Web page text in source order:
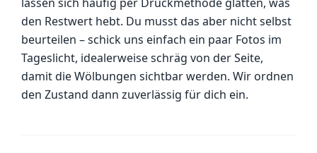
den Restwert hebt. Du musst das aber nicht selbst
beurteilen – schick uns einfach ein paar Fotos im
Tageslicht, idealerweise schräg von der Seite,
damit die Wölbungen sichtbar werden. Wir ordnen
den Zustand dann zuverlässig für dich ein.